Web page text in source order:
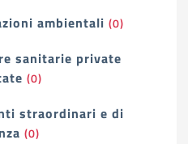
ambientali (0)
sanitarie private
(0)
straordinari e di
(0)